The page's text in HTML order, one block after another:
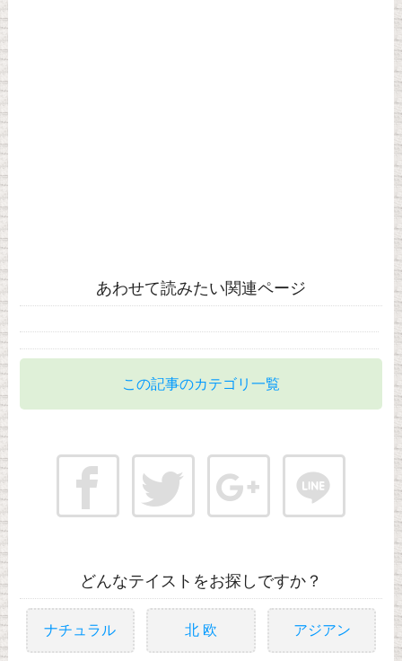
あわせて読みたい関連ページ
この記事のカテゴリ一覧
どんなテイストをお探しですか？
ナチュラル 北 欧 アジアン